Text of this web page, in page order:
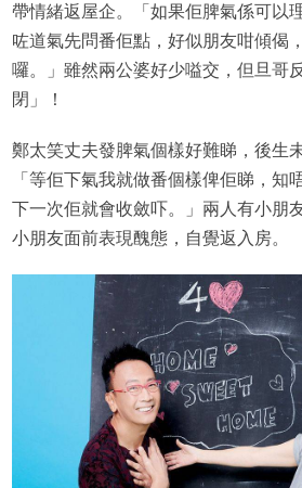
帶情緒返屋企。「如果佢脾氣係可以
咗道氣先問番佢點，好似朋友咁傾偈
囉。」雖然兩公婆好少嗌交，但旦哥
閉」！
鄭太笑丈夫發脾氣個樣好難睇，後生
「等佢下氣我就做番個樣俾佢睇，知
下一次佢就會收斂吓。」兩人有小朋
小朋友面前表現醜態，自覺返入房。